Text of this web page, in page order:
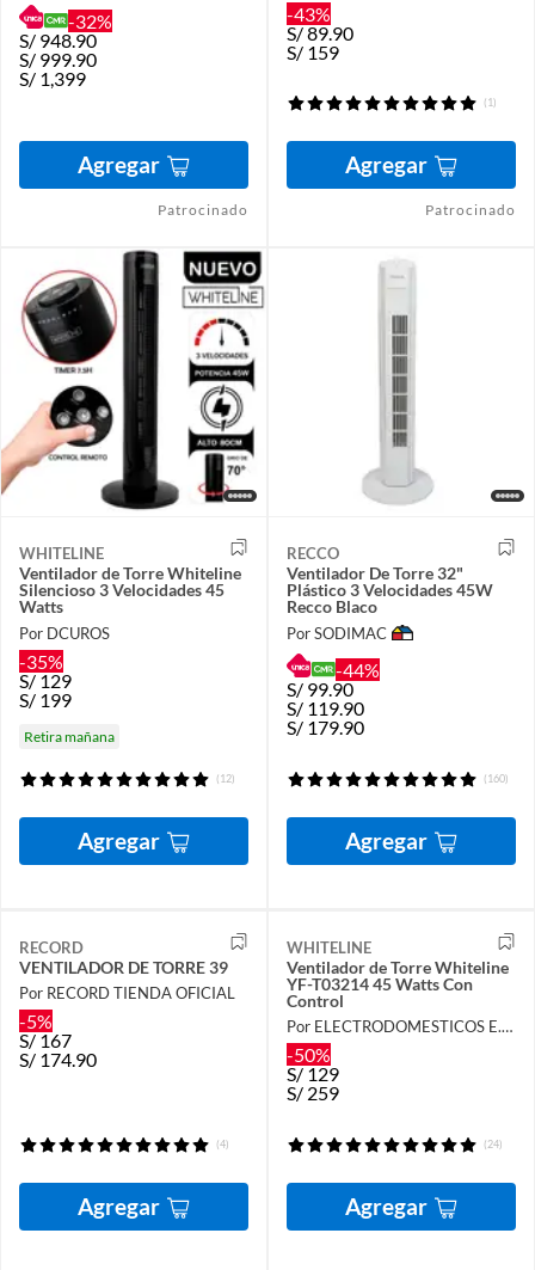
-32%
S/ 948.90
S/ 999.90
S/ 1,399
Agregar
Patrocinado
-43%
S/89.90
S/ 159
(1)
Agregar
Patrocinado
WHITELINE
Ventilador de Torre Whiteline
Silencioso 3 Velocidades 45
Watts
Por DCUROS
-35%
S/129
S/ 199
Retira mañana
(12)
Agregar
RECCO
Ventilador De Torre 32"
Plástico 3 Velocidades 45W
Recco Blaco
Por SODIMAC
-44%
S/ 99.90
S/ 119.90
S/ 179.90
(160)
Agregar
RECORD
VENTILADOR DE TORRE 39
Por RECORD TIENDA OFICIAL
-5%
S/ 167
S/ 174.90
(4)
Agregar
WHITELINE
Ventilador de Torre Whiteline
YF-T03214 45 Watts Con
Control
Por ELECTRODOMESTICOS E.I.R.L
-50%
S/ 129
S/ 259
(24)
Agregar